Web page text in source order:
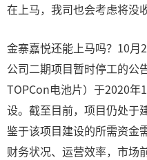
在上马，我司也会考虑将没
金寨嘉悦还能上马吗？10月
公司二期项目暂时停工的公
TOPCon电池片）于2020年
设。截至目前，项目仍处于
鉴于该项目建设的所需资金
财务状况、运营效率，市场